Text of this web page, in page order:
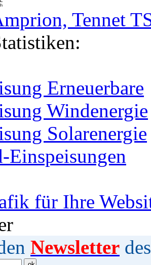
Tennet
Erneuerbare
Windenergie
Solarenergie
Einspeisungen
für Ihre
Newsletter